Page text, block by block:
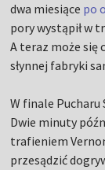
dwa miesiące po
pory wystąpił w
A teraz może się
słynnej fabryki
W finale Pucharu
Dwie minuty
trafieniem
przesądzić